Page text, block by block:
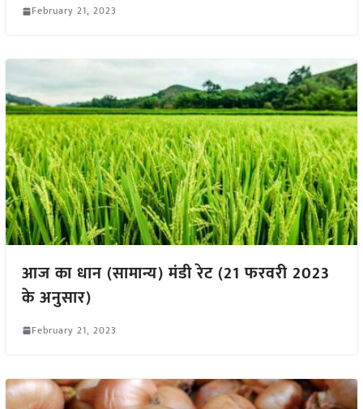
February 21, 2023
आज का धान (सामान्य) मंडी रेट (21 फरवरी 2023
के अनुसार)
February 21, 2023